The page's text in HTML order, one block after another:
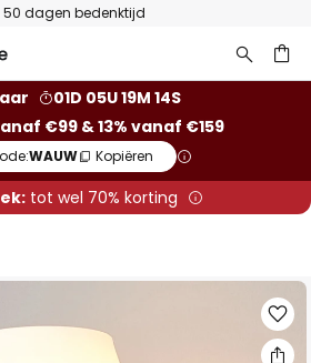
50 dagen bedenktijd
01D 05U 19M 14S
€99 & 13% vanaf €159
WAUW Kopiëren
tot wel 70% korting